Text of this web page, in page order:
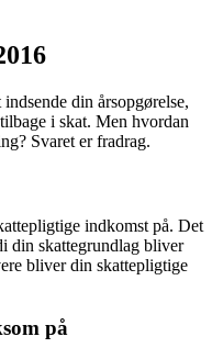
din årsopgørelse,
i skat. Men hvordan
Svaret er fradrag.
indkomst på. Det
din skattegrundlag bliver
bliver din skattepligtige
på